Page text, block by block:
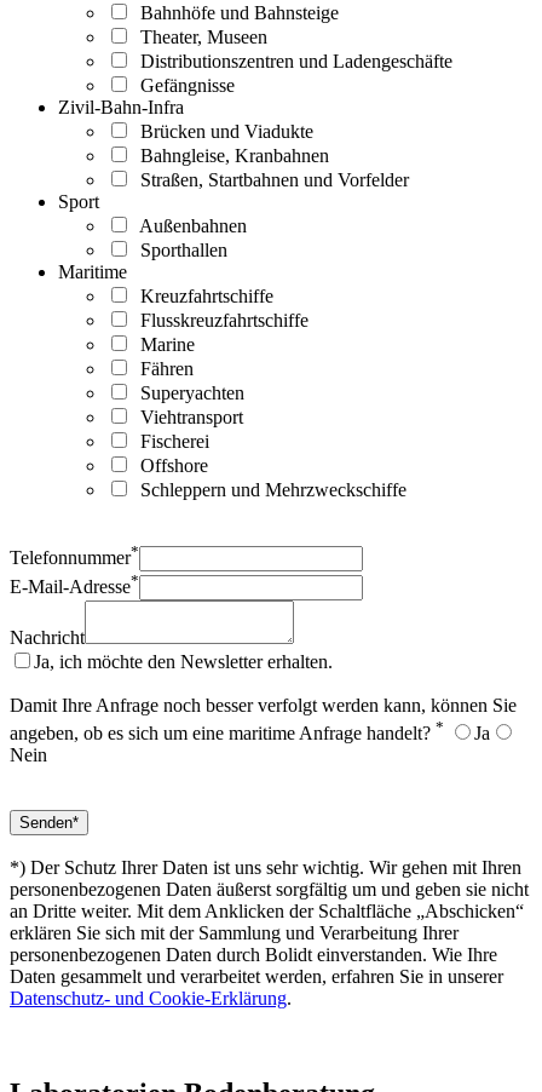
Bahnhöfe und Bahnsteige
Theater, Museen
Distributionszentren und Ladengeschäfte
Gefängnisse
Zivil-Bahn-Infra
Brücken und Viadukte
Bahngleise, Kranbahnen
Straßen, Startbahnen und Vorfelder
Sport
Außenbahnen
Sporthallen
Maritime
Kreuzfahrtschiffe
Flusskreuzfahrtschiffe
Marine
Fähren
Superyachten
Viehtransport
Fischerei
Offshore
Schleppern und Mehrzweckschiffe
Telefonnummer*
E-Mail-Adresse*
Nachricht
Ja, ich möchte den Newsletter erhalten.
Damit Ihre Anfrage noch besser verfolgt werden kann, können Sie
angeben, ob es sich um eine maritime Anfrage handelt? *
Ja
Nein
*) Der Schutz Ihrer Daten ist uns sehr wichtig. Wir gehen mit Ihren
personenbezogenen Daten äußerst sorgfältig um und geben sie nicht
an Dritte weiter. Mit dem Anklicken der Schaltfläche „Abschicken“
erklären Sie sich mit der Sammlung und Verarbeitung Ihrer
personenbezogenen Daten durch Bolidt einverstanden. Wie Ihre
Daten gesammelt und verarbeitet werden, erfahren Sie in unserer
Datenschutz- und Cookie-Erklärung.